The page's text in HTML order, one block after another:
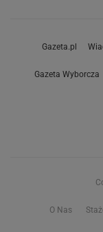
Gazeta.pl
Gazeta Wyborcza
O Nas